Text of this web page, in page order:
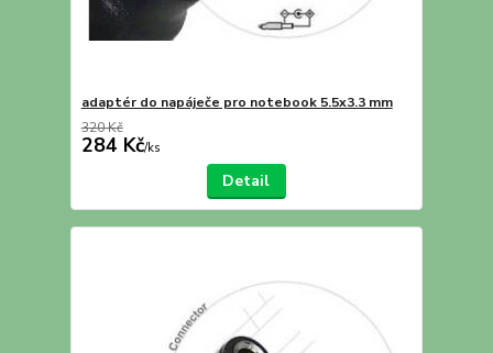
adaptér do napáječe pro notebook 5.5x3.3 mm
320 Kč
284 Kč/ks
Detail